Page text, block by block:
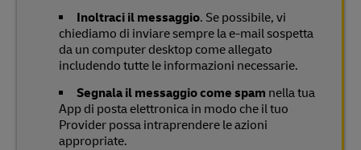
Inoltraci il messaggio. Se possibile, vi
chiediamo di inviare sempre la e-mail sospetta
da un computer desktop come allegato
includendo tutte le informazioni necessarie.
Segnala il messaggio come spam nella tua
App di posta elettronica in modo che il tuo
Provider possa intraprendere le azioni
appropriate.